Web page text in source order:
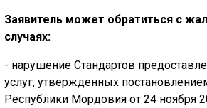
Заявитель может обратиться с
случаях:
- нарушение Стандартов
услуг, утвержденных
Республики Мордовия от 24 ноября